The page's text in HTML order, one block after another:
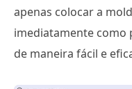
apenas colocar a
imediatamente como
de maneira fácil e